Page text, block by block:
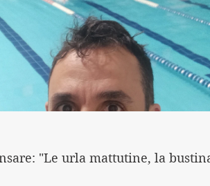
"Le urla mattutine, la